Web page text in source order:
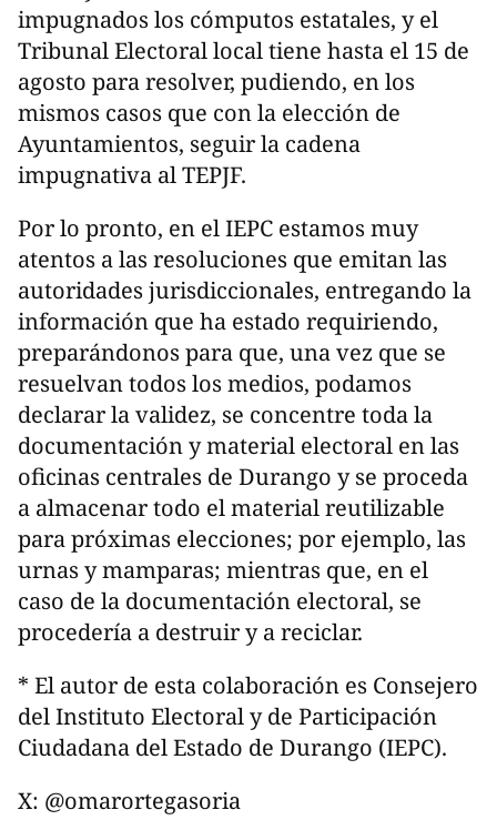
impugnados los cómputos estatales, y el
Tribunal Electoral local tiene hasta el 15 de
agosto para resolver, pudiendo, en los
mismos casos que con la elección de
Ayuntamientos, seguir la cadena
impugnativa al TEPJF.
Por lo pronto, en el IEPC estamos muy
atentos a las resoluciones que emitan las
autoridades jurisdiccionales, entregando la
información que ha estado requiriendo,
preparándonos para que, una vez que se
resuelvan todos los medios, podamos
declarar la validez, se concentre toda la
documentación y material electoral en las
oficinas centrales de Durango y se proceda
a almacenar todo el material reutilizable
para próximas elecciones; por ejemplo, las
urnas y mamparas; mientras que, en el
caso de la documentación electoral, se
procedería a destruir y a reciclar.
* El autor de esta colaboración es Consejero
del Instituto Electoral y de Participación
Ciudadana del Estado de Durango (IEPC).
X: @omarortegasoria